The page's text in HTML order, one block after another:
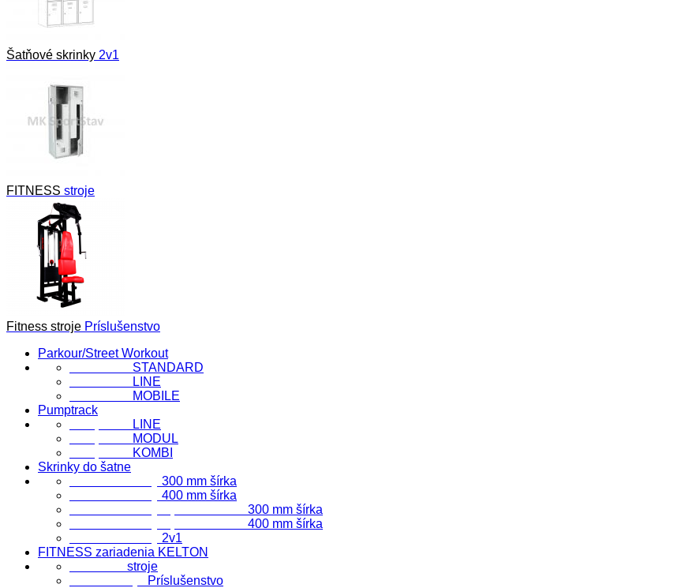
Šatňové skrinky 2v1
FITNESS stroje
Fitness stroje Príslušenstvo
Parkour/Street Workout
STANDARD
LINE
MOBILE
Pumptrack
LINE
MODUL
KOMBI
Skrinky do šatne
300 mm šírka
400 mm šírka
300 mm šírka
400 mm šírka
2v1
FITNESS zariadenia KELTON
stroje
Príslušenstvo